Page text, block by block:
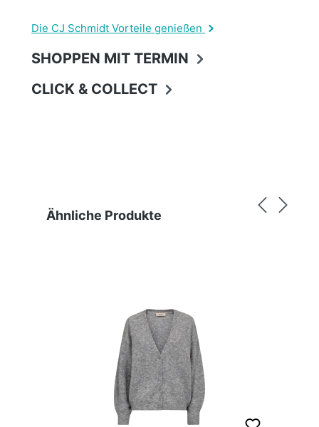
Die CJ Schmidt Vorteile genießen
SHOPPEN MIT TERMIN
CLICK & COLLECT
Produktgalerie überspringen
Ähnliche Produkte